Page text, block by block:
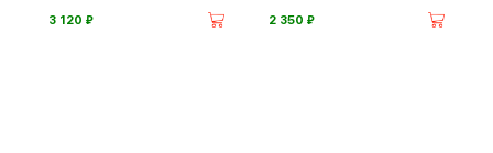
3 120 ⃏ 2 350 ⃏